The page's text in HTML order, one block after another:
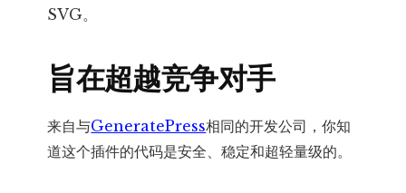
SVG。
旨在超越竞争对手
来自与GeneratePress相同的开发公司，你知
道这个插件的代码是安全、稳定和超轻量级的。